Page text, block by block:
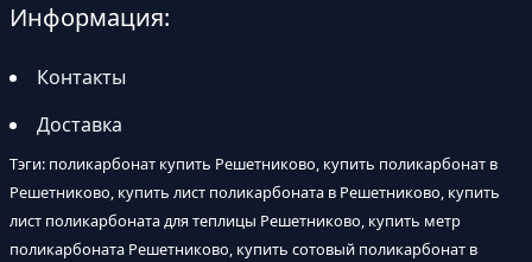
Информация:
Контакты
Доставка
Тэги: поликарбонат купить Решетниково, купить поликарбонат в
Решетниково, купить лист поликарбоната в Решетниково, купить
лист поликарбоната для теплицы Решетниково, купить метр
поликарбоната Решетниково, купить сотовый поликарбонат в